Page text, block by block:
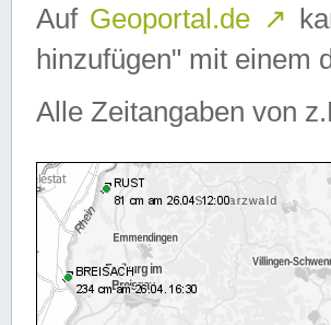
Auf Geoportal.de ↗
hinzufügen" mit einem
Alle Zeitangaben von